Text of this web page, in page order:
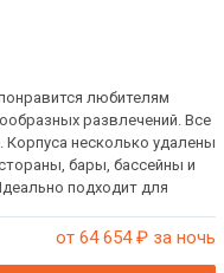
любителям
развлечений. Все
Корпуса несколько удалены
бары, бассейны и
подходит для
от 64 654₽ за ночь